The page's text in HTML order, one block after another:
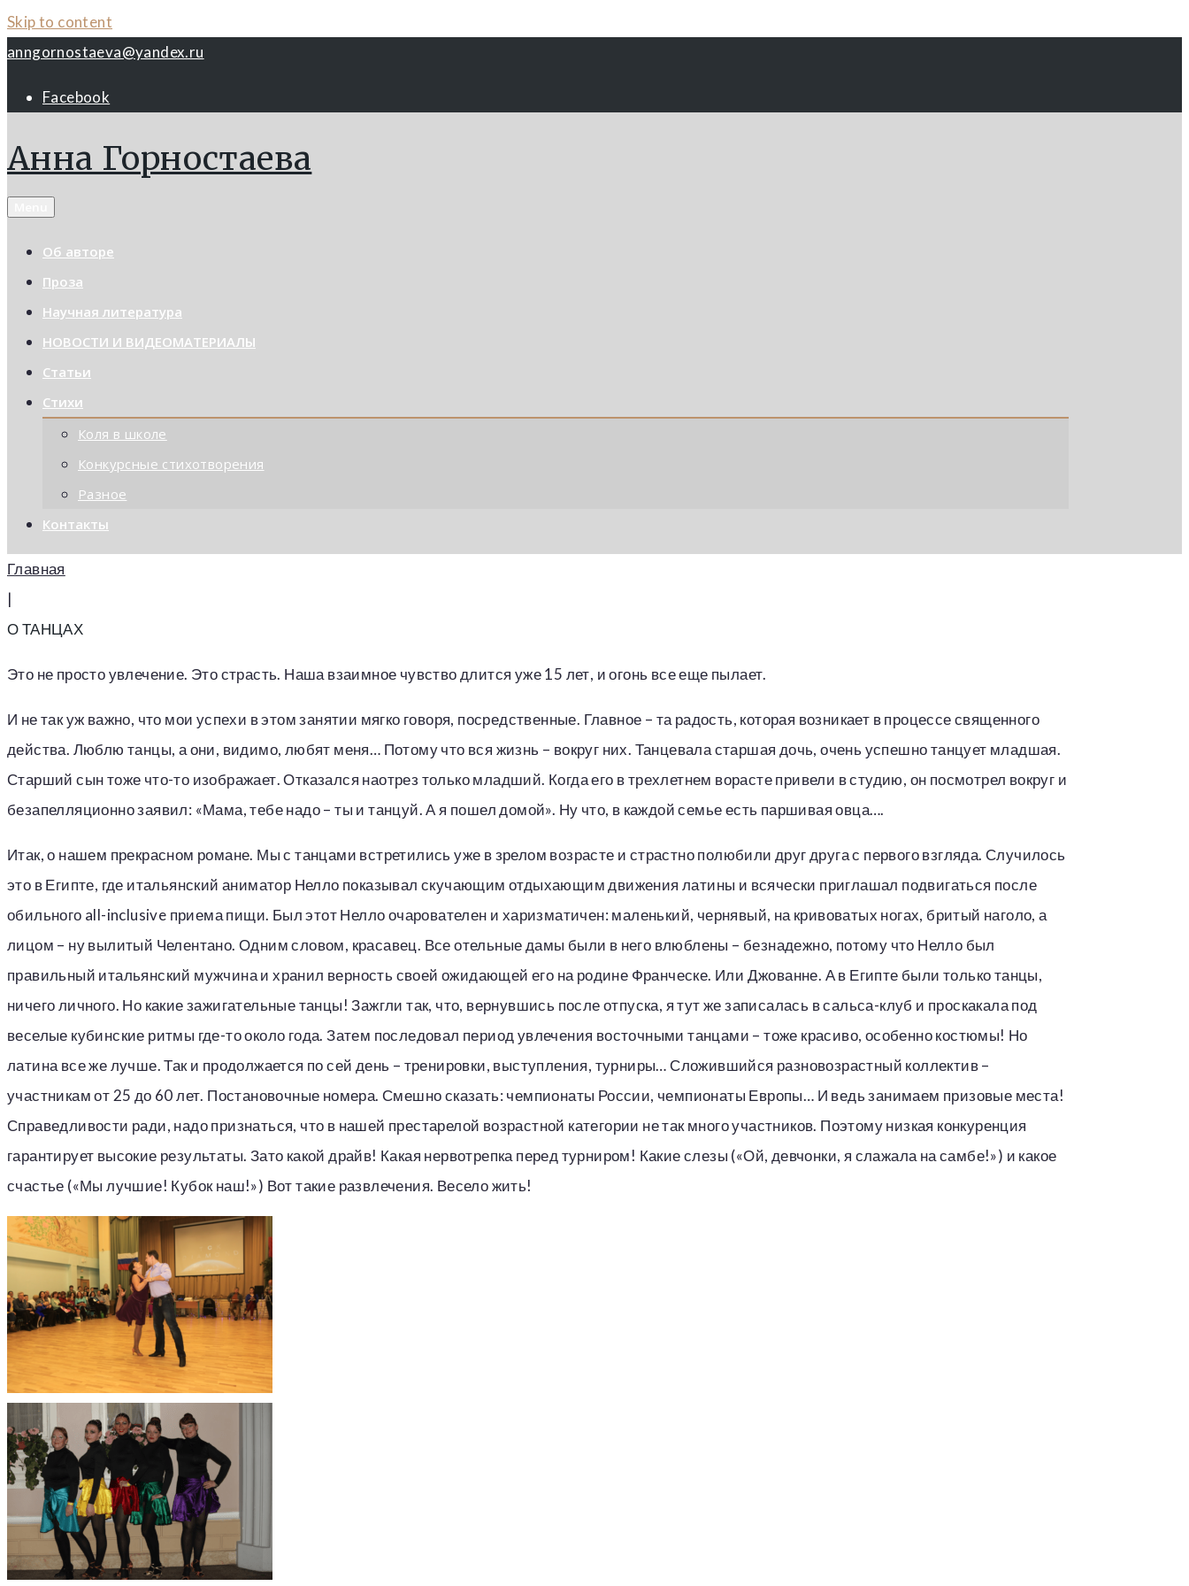
Skip to content
anngornostaeva@yandex.ru
Facebook
Анна Горностаева
Об авторе
Проза
Научная литература
НОВОСТИ И ВИДЕОМАТЕРИАЛЫ
Статьи
Стихи
Коля в школе
Конкурсные стихотворения
Разное
Контакты
Главная
|
О ТАНЦАХ
Это не просто увлечение. Это страсть. Наша взаимное чувство длится уже 15 лет, и огонь все еще пылает.
И не так уж важно, что мои успехи в этом занятии мягко говоря, посредственные. Главное – та радость, которая возникает в процессе священного
действа. Люблю танцы, а они, видимо, любят меня… Потому что вся жизнь – вокруг них. Танцевала старшая дочь, очень успешно танцует младшая.
Старший сын тоже что-то изображает. Отказался наотрез только младший. Когда его в трехлетнем ворасте привели в студию, он посмотрел вокруг и
безапелляционно заявил: «Мама, тебе надо – ты и танцуй. А я пошел домой». Ну что, в каждой семье есть паршивая овца….
Итак, о нашем прекрасном романе. Мы с танцами встретились уже в зрелом возрасте и страстно полюбили друг друга с первого взгляда. Случилось
это в Египте, где итальянский аниматор Нелло показывал скучающим отдыхающим движения латины и всячески приглашал подвигаться после
обильного all-inclusive приема пищи. Был этот Нелло очарователен и харизматичен: маленький, чернявый, на кривоватых ногах, бритый наголо, а
лицом – ну вылитый Челентано. Одним словом, красавец. Все отельные дамы были в него влюблены – безнадежно, потому что Нелло был
правильный итальянский мужчина и хранил верность своей ожидающей его на родине Франческе. Или Джованне. А в Египте были только танцы,
ничего личного. Но какие зажигательные танцы! Зажгли так, что, вернувшись после отпуска, я тут же записалась в сальса-клуб и проскакала под
веселые кубинские ритмы где-то около года. Затем последовал период увлечения восточными танцами – тоже красиво, особенно костюмы! Но
латина все же лучше. Так и продолжается по сей день – тренировки, выступления, турниры… Сложившийся разновозрастный коллектив –
участникам от 25 до 60 лет. Постановочные номера. Смешно сказать: чемпионаты России, чемпионаты Европы… И ведь занимаем призовые места!
Справедливости ради, надо признаться, что в нашей престарелой возрастной категории не так много участников. Поэтому низкая конкуренция
гарантирует высокие результаты. Зато какой драйв! Какая нервотрепка перед турниром! Какие слезы («Ой, девчонки, я слажала на самбе!») и какое
счастье («Мы лучшие! Кубок наш!») Вот такие развлечения. Весело жить!